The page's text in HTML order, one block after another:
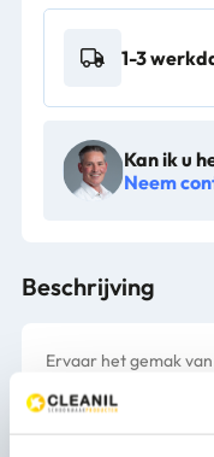
liter
003260
aantal
1-3
Kan ik u
Neem
Beschrijving
Ervaar het gemak
De vuilniszakken
passen naadloos,
duurzame keuze